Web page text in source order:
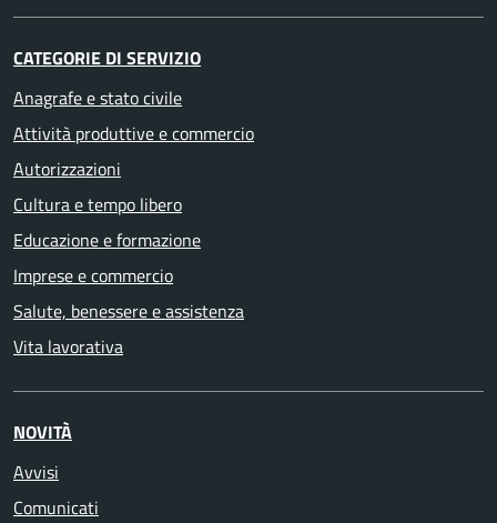
CATEGORIE DI SERVIZIO
Anagrafe e stato civile
Attività produttive e commercio
Autorizzazioni
Cultura e tempo libero
Educazione e formazione
Imprese e commercio
Salute, benessere e assistenza
Vita lavorativa
NOVITÀ
Avvisi
Comunicati